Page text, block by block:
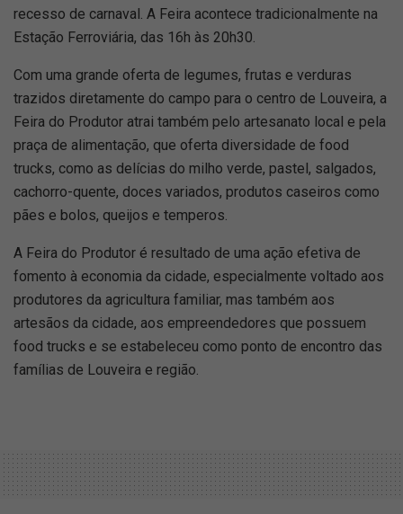
recesso de carnaval. A Feira acontece tradicionalmente na
Estação Ferroviária, das 16h às 20h30.
Com uma grande oferta de legumes, frutas e verduras
trazidos diretamente do campo para o centro de Louveira, a
Feira do Produtor atrai também pelo artesanato local e pela
praça de alimentação, que oferta diversidade de food
trucks, como as delícias do milho verde, pastel, salgados,
cachorro-quente, doces variados, produtos caseiros como
pães e bolos, queijos e temperos.
A Feira do Produtor é resultado de uma ação efetiva de
fomento à economia da cidade, especialmente voltado aos
produtores da agricultura familiar, mas também aos
artesãos da cidade, aos empreendedores que possuem
food trucks e se estabeleceu como ponto de encontro das
famílias de Louveira e região.